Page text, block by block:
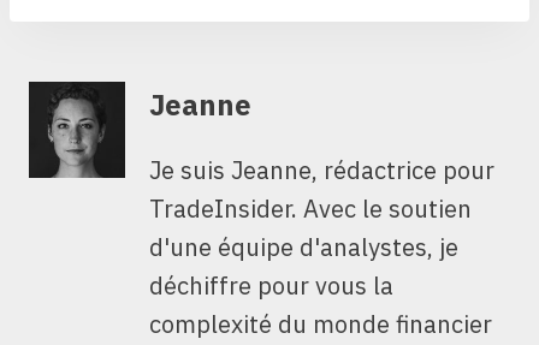
Jeanne
Je suis Jeanne, rédactrice pour
TradeInsider. Avec le soutien
d'une équipe d'analystes, je
déchiffre pour vous la
complexité du monde financier